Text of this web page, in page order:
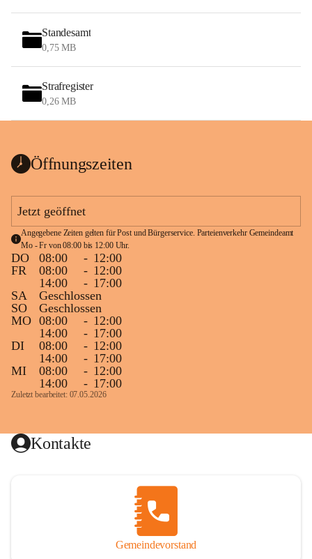
Standesamt
0,75 MB
Strafregister
0,26 MB
Öffnungszeiten
Jetzt geöffnet
Angegebene Zeiten gelten für Post und Bürgerservice. Parteienverkehr Gemeindeamt
Mo - Fr von 08:00 bis 12:00 Uhr.
DO 08:00 - 12:00
FR
08:00 - 12:00
14:00
- 17:00
SA
Geschlossen
SO
Geschlossen
MO 08:00 - 12:00
14:00
- 17:00
DI
08:00 - 12:00
14:00
- 17:00
MI
08:00 - 12:00
14:00
- 17:00
Zuletzt bearbeitet: 07.05.2026
Kontakte
Gemeindevorstand